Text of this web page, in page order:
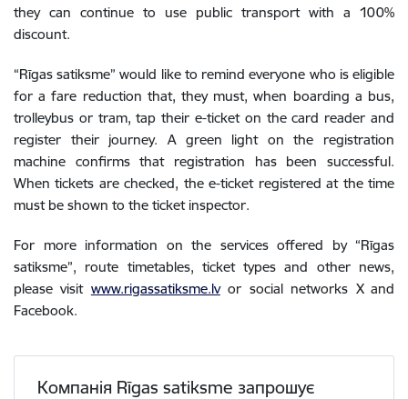
they can continue to use public transport with a 100%
discount.
“Rīgas satiksme” would like to remind everyone who is eligible
for a fare reduction that, they must, when boarding a bus,
trolleybus or tram, tap their e-ticket on the card reader and
register their journey. A green light on the registration
machine confirms that registration has been successful.
When tickets are checked, the e-ticket registered at the time
must be shown to the ticket inspector.
For more information on the services offered by “Rīgas
satiksme”, route timetables, ticket types and other news,
please visit www.rigassatiksme.lvor social networks X and
Facebook.
Компанія Rīgas satiksme запрошує